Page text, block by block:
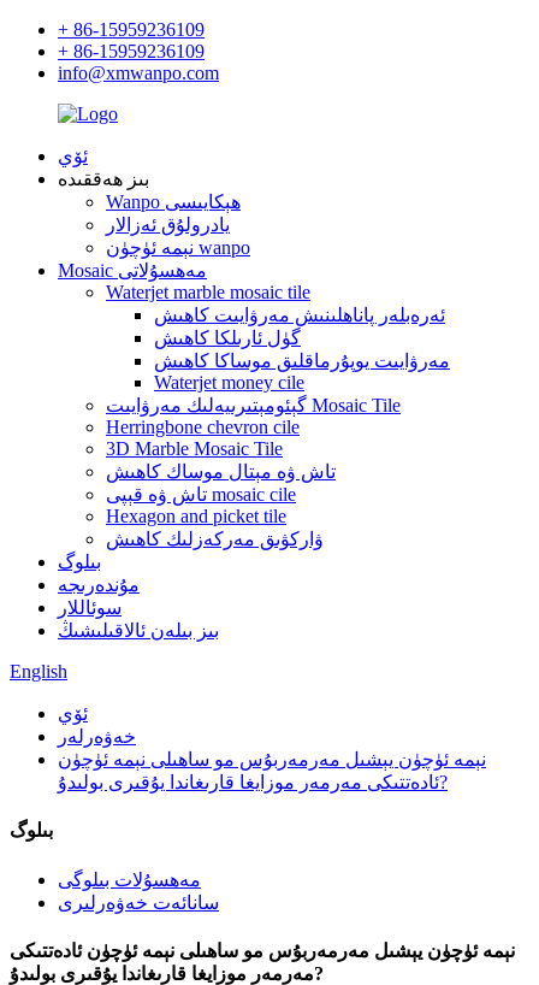
+ 86-15959236109
+ 86-15959236109
info@xmwanpo.com
ئۆي
بىز ھەققىدە
Wanpo ھېكايىسى
يادرولۇق ئەزالار
نېمە ئۈچۈن wanpo
Mosaic مەھسۇلاتى
Waterjet marble mosaic tile
ئەرەبلەر پاناھلىنىش مەرۋايىت كاھىش
گۈل ئارىلكا كاھىش
مەرۋايىت يوپۇرماقلىق موساكا كاھىش
Waterjet money cile
گېئومېتىرىيەلىك مەرۋايىت Mosaic Tile
Herringbone chevron cile
3D Marble Mosaic Tile
تاش ۋە مېتال موساك كاھىش
تاش ۋە قېپى mosaic cile
Hexagon and picket tile
ۋاركۋىق مەركەزلىك كاھىش
بىلوگ
مۇندەرىجە
سوئاللار
بىز بىلەن ئالاقىلىشىڭ
English
ئۆي
خەۋەرلەر
نېمە ئۈچۈن يېشىل مەرمەربۇس مو ساھىلى نېمە ئۈچۈن
ئادەتتىكى مەرمەر موزايغا قارىغاندا يۇقىرى بولىدۇ?
بىلوگ
مەھسۇلات بىلوگى
سانائەت خەۋەرلىرى
نېمە ئۈچۈن يېشىل مەرمەربۇس مو ساھىلى نېمە ئۈچۈن ئادەتتىكى
مەرمەر موزايغا قارىغاندا يۇقىرى بولىدۇ?